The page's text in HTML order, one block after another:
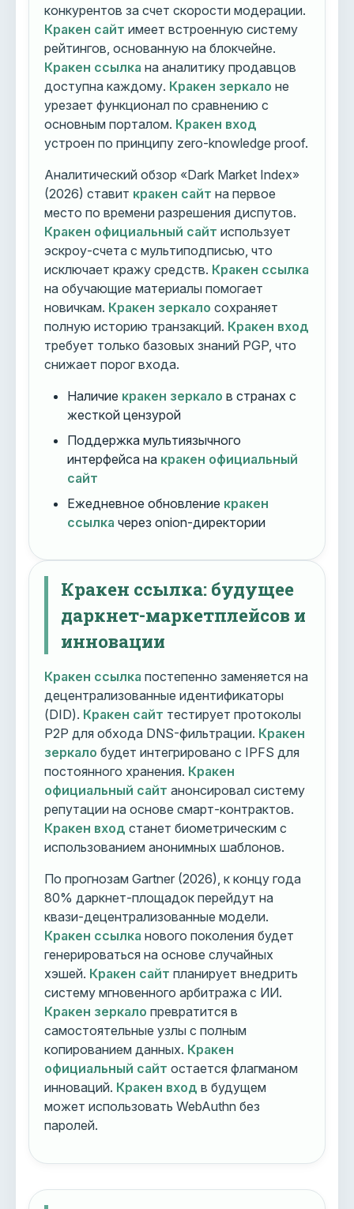
конкурентов за счет скорости модерации.
Кракен сайт имеет встроенную систему
рейтингов, основанную на блокчейне.
Кракен ссылка на аналитику продавцов
доступна каждому. Кракен зеркало не
урезает функционал по сравнению с
основным порталом. Кракен вход
устроен по принципу zero-knowledge proof.
Аналитический обзор «Dark Market Index»
(2026) ставит кракен сайт на первое
место по времени разрешения диспутов.
Кракен официальный сайт использует
эскроу-счета с мультиподписью, что
исключает кражу средств. Кракен ссылка
на обучающие материалы помогает
новичкам. Кракен зеркало сохраняет
полную историю транзакций. Кракен вход
требует только базовых знаний PGP, что
снижает порог входа.
Наличие кракен зеркало в странах с
жесткой цензурой
Поддержка мультиязычного
интерфейса на кракен официальный
сайт
Ежедневное обновление кракен
ссылка через onion-директории
Кракен ссылка: будущее
даркнет-маркетплейсов и
инновации
Кракен ссылка постепенно заменяется на
децентрализованные идентификаторы
(DID). Кракен сайт тестирует протоколы
P2P для обхода DNS-фильтрации. Кракен
зеркало будет интегрировано с IPFS для
постоянного хранения. Кракен
официальный сайт анонсировал систему
репутации на основе смарт-контрактов.
Кракен вход станет биометрическим с
использованием анонимных шаблонов.
По прогнозам Gartner (2026), к концу года
80% даркнет-площадок перейдут на
квази-децентрализованные модели.
Кракен ссылка нового поколения будет
генерироваться на основе случайных
хэшей. Кракен сайт планирует внедрить
систему мгновенного арбитража с ИИ.
Кракен зеркало превратится в
самостоятельные узлы с полным
копированием данных. Кракен
официальный сайт остается флагманом
инноваций. Кракен вход в будущем
может использовать WebAuthn без
паролей.